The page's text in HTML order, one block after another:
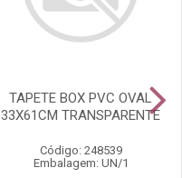
TAPETE BOX PVC OVAL
33X61CM TRANSPARENTE
Código: 248539
Embalagem: UN/1